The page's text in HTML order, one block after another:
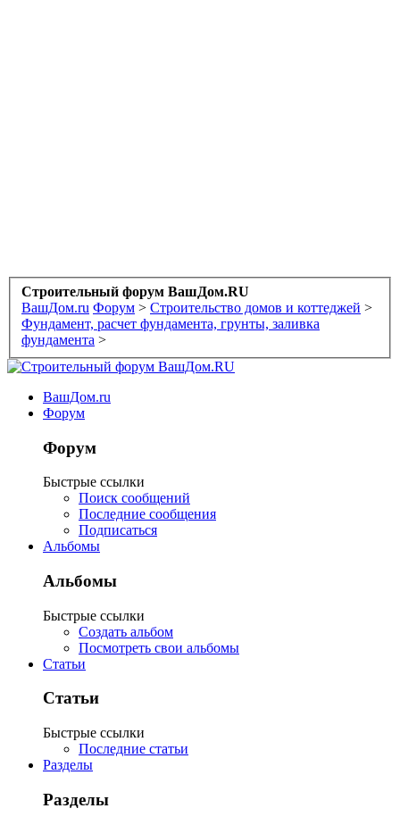
Строительный форум ВашДом.RU
ВашДом.ru Форум > Строительство домов и коттеджей >
Фундамент, расчет фундамента, грунты, заливка
фундамента >
ВашДом.ru
Форум
Форум
Быстрые ссылки
Поиск сообщений
Последние сообщения
Подписаться
Альбомы
Альбомы
Быстрые ссылки
Создать альбом
Посмотреть свои альбомы
Статьи
Статьи
Быстрые ссылки
Последние статьи
Разделы
Разделы